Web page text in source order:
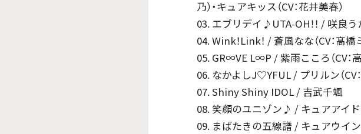
乃）・キュアキッス（CV：花井美春）
03. エブリデイ♪UTA-OH！！ / 咲良う
04. Wink！Link！ / 蒼風なな（CV：髙橋
05. GR∞VE L∞P / 紫雨こころ（CV：
06. なかよしJ♡YFUL / プリルン（CV：
07. Shiny Shiny IDOL / 吉武千颯
08. 笑顔のユニゾン♪ / キュアアイドル
09. まばたきの五線譜 / キュアウイン